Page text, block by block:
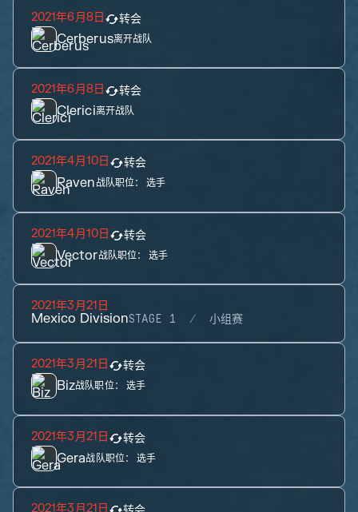
2021年6月8日 转会
Cerberus离开战队
2021年6月8日 转会
Clerici离开战队
2021年4月10日 转会
Raven战队职位： 选手
2021年4月10日 转会
Vector战队职位： 选手
2021年3月21日
Mexico DivisionSTAGE 1 小组赛
2021年3月21日 转会
Biz战队职位： 选手
2021年3月21日 转会
Gera战队职位： 选手
2021年3月21日